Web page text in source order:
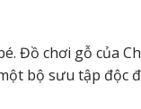
Đồ chơi gỗ của
bộ sưu tập độc